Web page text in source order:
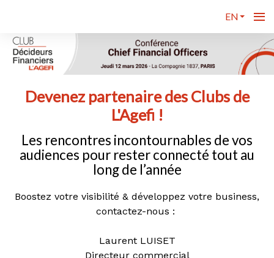
EN
Devenez partenaire des Clubs de
L'Agefi !
Les rencontres incontournables de vos
audiences pour rester connecté tout au
long de l’année
Boostez votre visibilité & développez votre business,
contactez-nous :
Laurent LUISET
Directeur commercial